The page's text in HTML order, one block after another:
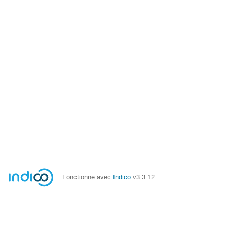
Fonctionne avec Indico v3.3.12